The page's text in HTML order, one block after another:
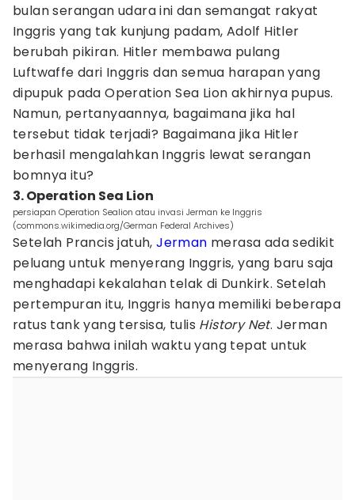
bulan serangan udara ini dan semangat rakyat
Inggris yang tak kunjung padam, Adolf Hitler
berubah pikiran. Hitler membawa pulang
Luftwaffe dari Inggris dan semua harapan yang
dipupuk pada Operation Sea Lion akhirnya pupus.
Namun, pertanyaannya, bagaimana jika hal
tersebut tidak terjadi? Bagaimana jika Hitler
berhasil mengalahkan Inggris lewat serangan
bomnya itu?
3. Operation Sea Lion
persiapan Operation Sealion atau invasi Jerman ke Inggris
(commons.wikimedia.org/German Federal Archives)
Setelah Prancis jatuh,Jerman merasa ada sedikit
peluang untuk menyerang Inggris, yang baru saja
menghadapi kekalahan telak di Dunkirk. Setelah
pertempuran itu, Inggris hanya memiliki beberapa
ratus tank yang tersisa, tulis History Net. Jerman
merasa bahwa inilah waktu yang tepat untuk
menyerang Inggris.